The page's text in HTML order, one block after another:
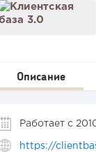
Описание
Работает с
https://